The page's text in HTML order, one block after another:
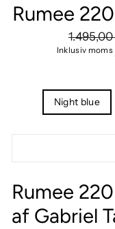
Rumee
pris
Inklusiv moms
Night blue
Rumee
af Gabriel